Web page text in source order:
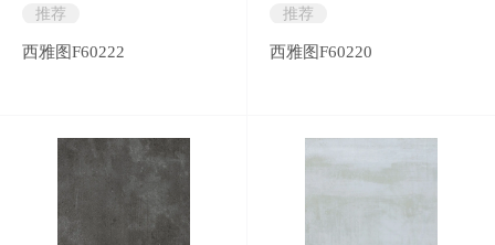
推荐
西雅图F60222
推荐
西雅图F60220